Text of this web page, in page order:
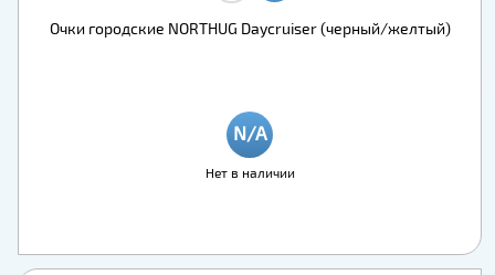
Очки городские NORTHUG Daycruiser (черный/желтый)
Нет в наличии